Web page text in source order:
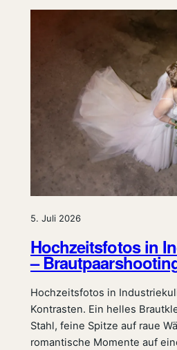
5. Juli 2026
Hochzeitsfotos in
–
Hochzeitsfotos in
Kontrasten. Ein helles
Stahl, feine Spitze auf raue
romantische Momente auf